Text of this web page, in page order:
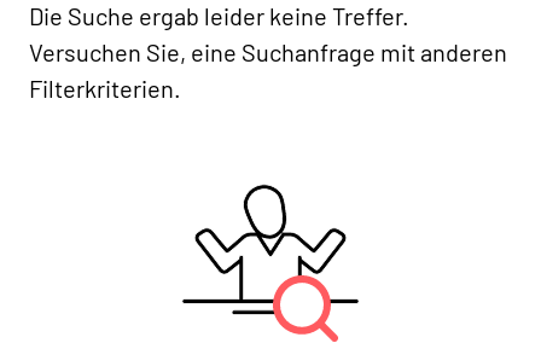
Die Suche ergab leider keine Treffer.
Versuchen Sie, eine Suchanfrage mit anderen
Filterkriterien.